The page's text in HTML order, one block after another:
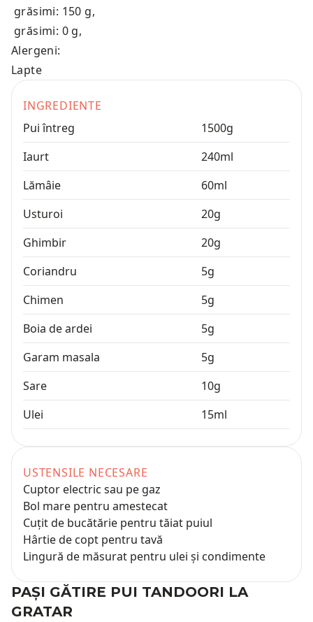
grăsimi: 150 g,
grăsimi: 0 g,
Alergeni:
Lapte
INGREDIENTE
Pui întreg
1500g
Iaurt
240ml
Lămâie
60ml
Usturoi
20g
Ghimbir
20g
Coriandru
5g
Chimen
5g
Boia de ardei
5g
Garam masala
5g
Sare
10g
Ulei
15ml
USTENSILE NECESARE
Cuptor electric sau pe gaz
Bol mare pentru amestecat
Cuțit de bucătărie pentru tăiat puiul
Hârtie de copt pentru tavă
Lingură de măsurat pentru ulei și condimente
PAȘI GĂTIRE PUI TANDOORI LA
GRATAR